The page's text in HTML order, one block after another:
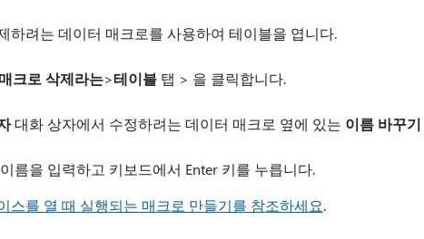
하려는 데이터 매크로를 사용하여 테이블을 엽니다.
크로 삭제라는>테이블탭 > 을 클릭합니다.
대화 상자에서 수정하려는 데이터 매크로 옆에 있는 이름 바꾸기
름을 입력하고 키보드에서 Enter 키를 누릅니다.
스를 열 때 실행되는 매크로 만들기를 참조하세요.